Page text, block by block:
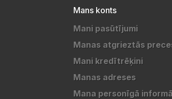
Mans konts
Mani pasūtījumi
Manas atgrieztās
Mani kredītrēķini
Manas adreses
Mana personīgā